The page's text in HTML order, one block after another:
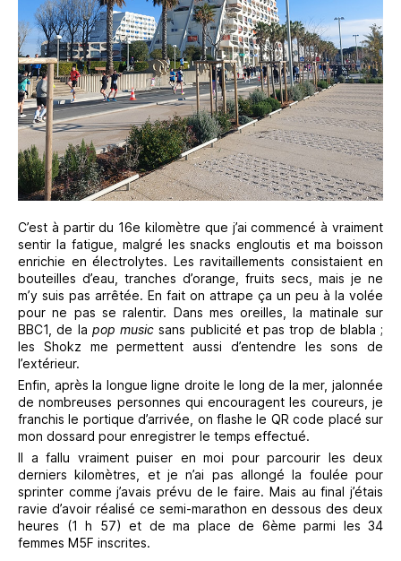
C’est à partir du 16e kilomètre que j’ai commencé à vraiment
sentir la fatigue, malgré les snacks engloutis et ma boisson
enrichie en électrolytes. Les ravitaillements consistaient en
bouteilles d’eau, tranches d’orange, fruits secs, mais je ne
m’y suis pas arrêtée. En fait on attrape ça un peu à la volée
pour ne pas se ralentir. Dans mes oreilles, la matinale sur
BBC1, de la pop music sans publicité et pas trop de blabla ;
les Shokz me permettent aussi d’entendre les sons de
l’extérieur.
Enfin, après la longue ligne droite le long de la mer, jalonnée
de nombreuses personnes qui encouragent les coureurs, je
franchis le portique d’arrivée, on flashe le QR code placé sur
mon dossard pour enregistrer le temps effectué.
Il a fallu vraiment puiser en moi pour parcourir les deux
derniers kilomètres, et je n’ai pas allongé la foulée pour
sprinter comme j’avais prévu de le faire. Mais au final j’étais
ravie d’avoir réalisé ce semi-marathon en dessous des deux
heures (1 h 57) et de ma place de 6ème parmi les 34
femmes M5F inscrites.